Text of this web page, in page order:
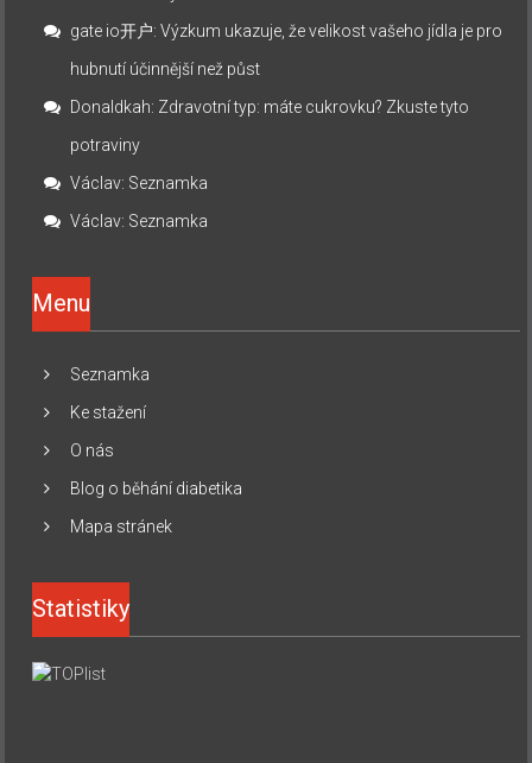
gate io开户:Výzkum ukazuje, že velikost vašeho jídla je pro
hubnutí účinnější než půst
Donaldkah: Zdravotní typ: máte cukrovku? Zkuste tyto
potraviny
Václav: Seznamka
Václav: Seznamka
Menu
Seznamka
Ke stažení
O nás
Blog o běhání diabetika
Mapa stránek
Statistiky